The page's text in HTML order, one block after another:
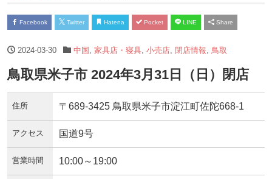
Facebook Twitter Hatena Pocket LINE Share
2024-03-30 中国 家具店・寝具, 小売店, 閉店情報 鳥取
鳥取県米子市 2024年3月31日（日）閉店
住所 〒689-3425 鳥取県米子市淀江町佐陀668-1
アクセス 国道9号
営業時間 10:00～19:00